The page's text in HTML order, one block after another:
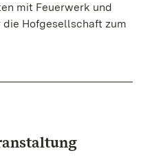
mit Feuerwerk und
Hofgesellschaft zum